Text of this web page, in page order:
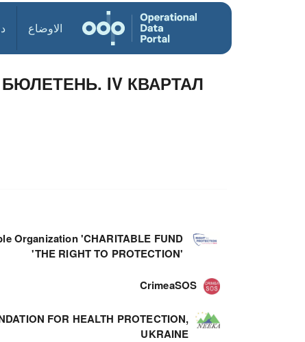
الاوضاع
IV КВАРТАЛ
Organization 'CHARITABLE FUND
'THE RIGHT TO PROTECTION'
CrimeaSOS
FOR HEALTH PROTECTION,
UKRAINE